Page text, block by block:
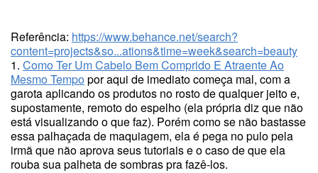
Referência: https://www.behance.net/search?
content=projects&so...ations&time=week&search=beauty
1. Como Ter Um Cabelo Bem Comprido E Atraente Ao
Mesmo Tempopor aqui de imediato começa mal, com a
garota aplicando os produtos no rosto de qualquer jeito e,
supostamente, remoto do espelho (ela própria diz que não
está visualizando o que faz). Porém como se não bastasse
essa palhaçada de maquiagem, ela é pega no pulo pela
irmã que não aprova seus tutoriais e o caso de que ela
rouba sua palheta de sombras pra fazê-los.